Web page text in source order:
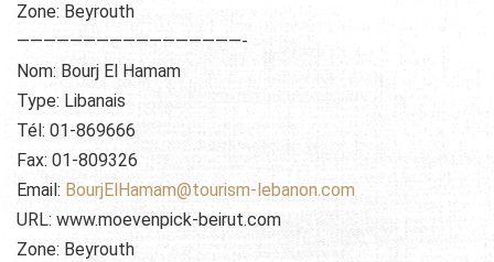
Zone: Beyrouth
—————————————————-
Nom: Bourj El Hamam
Type: Libanais
Tél: 01-869666
Fax: 01-809326
Email: BourjElHamam@tourism-lebanon.com
URL: www.moevenpick-beirut.com
Zone: Beyrouth